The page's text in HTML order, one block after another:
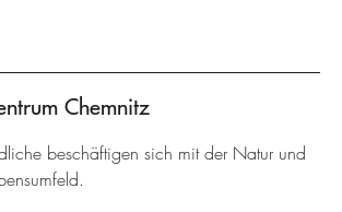
Chemnitz
beschäftigen sich mit der Natur und